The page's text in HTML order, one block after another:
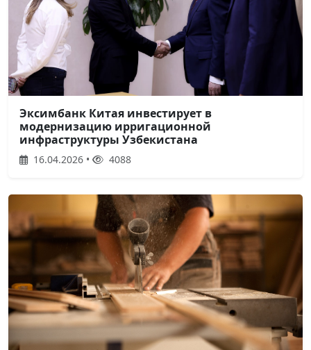
Эксимбанк Китая инвестирует в
модернизацию ирригационной
инфраструктуры Узбекистана
16.04.2026 • 4088